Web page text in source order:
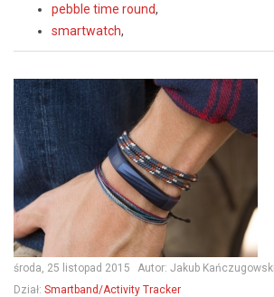
pebble time round,
smartwatch,
środa, 25 listopad 2015 Autor: Jakub
Dział: Smartband/Activity Tracker